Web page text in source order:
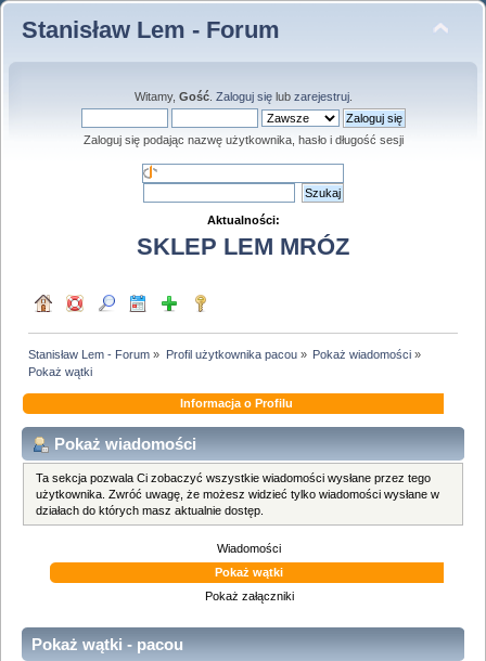
Stanisław Lem - Forum
Witamy, Gość. Zaloguj sięlub zarejestruj.
Zaloguj się podając nazwę użytkownika, hasło i długość sesji
Aktualności:
SKLEP LEM MRÓZ
Stanisław Lem - Forum » Profil użytkownika pacou» Pokaż wiadomości»
Pokaż wątki
Informacja o Profilu
Pokaż wiadomości
Ta sekcja pozwala Ci zobaczyć wszystkie wiadomości wysłane przez tego
użytkownika. Zwróć uwagę, że możesz widzieć tylko wiadomości wysłane w
działach do których masz aktualnie dostęp.
Wiadomości
Pokaż wątki
Pokaż załączniki
Pokaż wątki - pacou